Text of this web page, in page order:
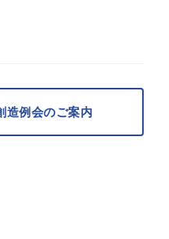
造例会のご案内